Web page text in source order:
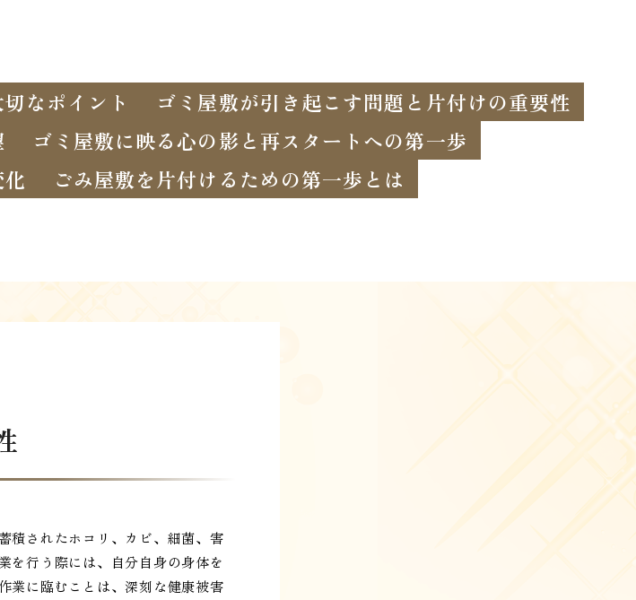
なポイント
ゴミ屋敷が引き起こす問題と片付けの重要性
ゴミ屋敷に映る心の影と再スタートへの第一歩
ごみ屋敷を片付けるための第一歩とは
積されたホコリ、カビ、細菌、害
を行う際には、自分自身の身体を
業に臨むことは、深刻な健康被害